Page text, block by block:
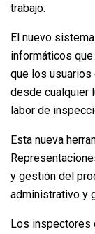
trabajo.
El nuevo
informáticos
que los usuarios
desde cualquier
labor de
Esta nueva
y gestión del
administrativo y
Los inspectores